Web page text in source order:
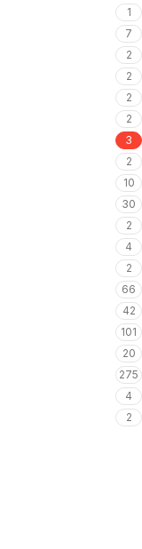
1
7
2
2
2
2
3
2
10
30
2
4
2
66
42
101
20
275
4
2